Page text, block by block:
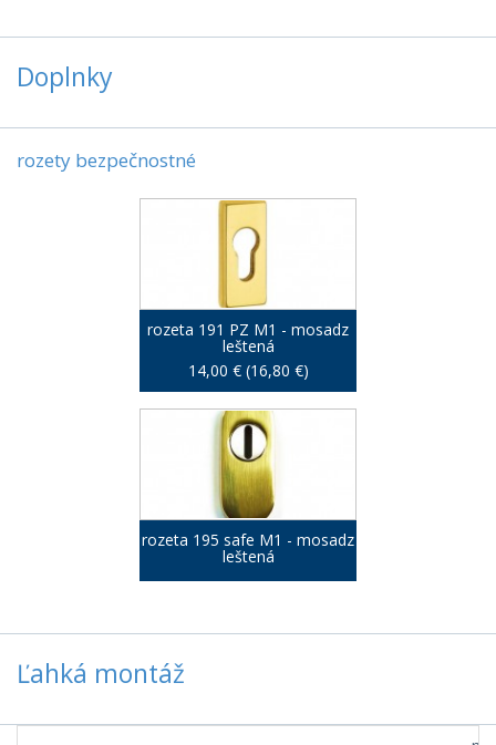
Doplnky
rozety bezpečnostné
rozeta 191 PZ M1 - mosadz
leštená
14,00 € (16,80 €)
rozeta 195 safe M1 - mosadz
leštená
Ľahká montáž